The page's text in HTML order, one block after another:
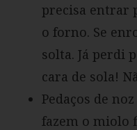
precisa entrar
o forno. Se
solta. Já perdi
cara de sola!
Pedaços de
fazem o miolo